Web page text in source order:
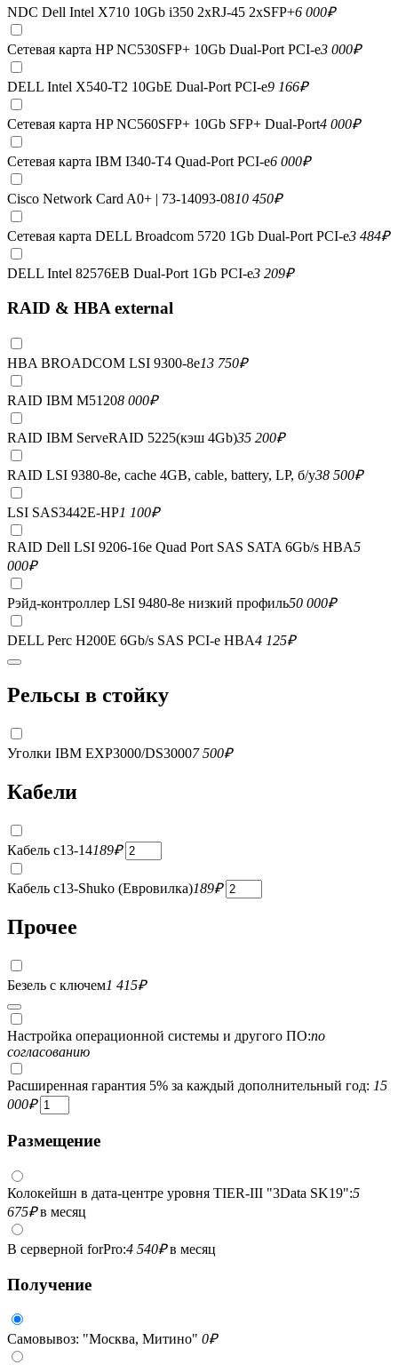
NDC Dell Intel X710 10Gb i350 2xRJ-45 2xSFP+6 000₽
Сетевая карта HP NC530SFP+ 10Gb Dual-Port PCI-e3 000₽
DELL Intel X540-T2 10GbE Dual-Port PCI-e9 166₽
Сетевая карта HP NC560SFP+ 10Gb SFP+ Dual-Port4 000₽
Сетевая карта IBM I340-T4 Quad-Port PCI-e6 000₽
Cisco Network Card A0+ | 73-14093-0810 450₽
Сетевая карта DELL Broadcom 5720 1Gb Dual-Port PCI-e3 484₽
DELL Intel 82576EB Dual-Port 1Gb PCI-e3 209₽
RAID & HBA external
HBA BROADCOM LSI 9300-8e13 750₽
RAID IBM M51208 000₽
RAID IBM ServeRAID 5225(кэш 4Gb)35 200₽
RAID LSI 9380-8e, сache 4GB, cable, battery, LP, б/у38 500₽
LSI SAS3442E-HP1 100₽
RAID Dell LSI 9206-16e Quad Port SAS SATA 6Gb/s HBA5
000₽
Рэйд-контроллер LSI 9480-8e низкий профиль50 000₽
DELL Perc H200E 6Gb/s SAS PCI-e HBA4 125₽
Рельсы в стойку
Уголки IBM EXP3000/DS30007 500₽
Кабели
Кабель c13-14189₽
Кабель c13-Shuko (Евровилка)189₽
Прочее
Безель с ключем1 415₽
Настройка операционной системы и другого ПО:по
согласованию
Расширенная гарантия 5% за каждый дополнительный год: 15
000₽
Размещение
Колокейшн в дата-центре уровня TIER-III "3Data SK19":5
675₽в месяц
В серверной forPro:4 540₽в месяц
Получение
Самовывоз: "Москва, Митино" 0₽